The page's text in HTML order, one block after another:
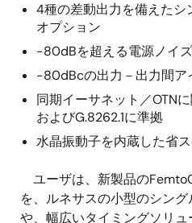
4種の差動出力を備えたシ
オプション
-80dBを超える電源ノイ
-80dBcの出力－出力間ア
同期イーサネット／OTN
およびG.8262.1に準拠
水晶振動子を内蔵した省
ユーザは、新製品の
を、ルネサスの小型のシング
や、幅広いタイミングソリュ